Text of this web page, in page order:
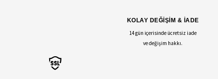
KOLAY DEĞİŞİM & İADE
14 gün içerisinde ücretsiz iade
ve değişim hakkı.